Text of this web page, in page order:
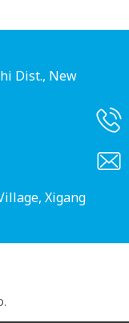
Dist., New
Xigang